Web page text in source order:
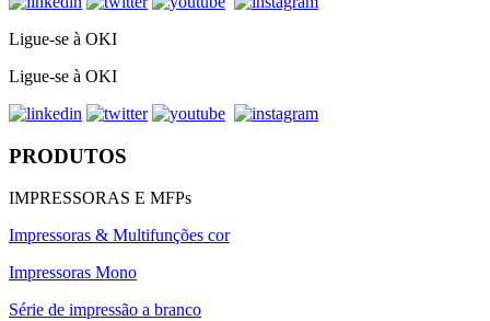
Ligue-se à OKI
Ligue-se à OKI
PRODUTOS
IMPRESSORAS E MFPs
Impressoras & Multifunções cor
Impressoras Mono
Série de impressão a branco